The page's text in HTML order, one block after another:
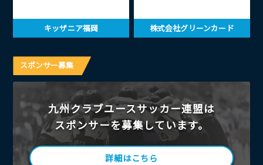
キッザニア福岡 株式会社グリーンカード
スポンサー募集
九州クラブユースサッカー連盟は
スポンサーを募集しています。
詳細はこちら